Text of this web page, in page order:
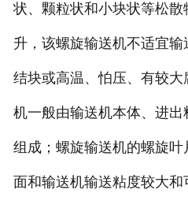
状、颗粒状和小块状等松
升，该螺旋输送机不适宜
结块或高温、怕压、有较
机一般由输送机本体、进
组成；螺旋输送机的螺旋
面和输送机输送粘度较大